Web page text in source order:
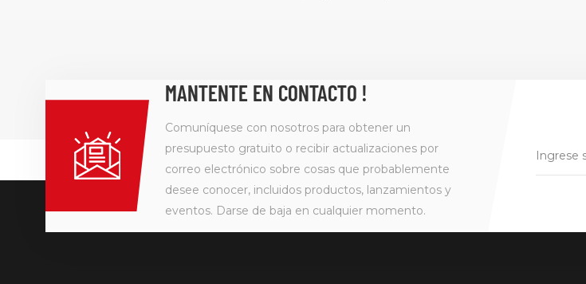
MANTENTE EN CONTACTO !
Comuníquese con nosotros para obtener un
presupuesto gratuito o recibir actualizaciones por
correo electrónico sobre cosas que probablemente
desee conocer, incluidos productos, lanzamientos y
eventos. Darse de baja en cualquier momento.